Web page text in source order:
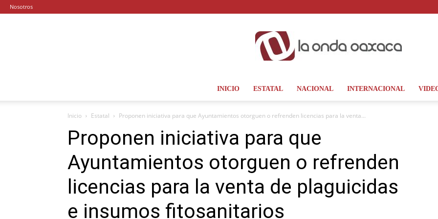
Nosotros
La
Onda
INICIO ESTATAL NACIONAL INTERNACIONAL
Inicio Estatal Proponen iniciativa para que Ayuntamientos otorguen o refrenden licencias para la venta...
Proponen iniciativa para que
Ayuntamientos otorguen o refrenden
licencias para la venta de plaguicidas
e insumos fitosanitarios